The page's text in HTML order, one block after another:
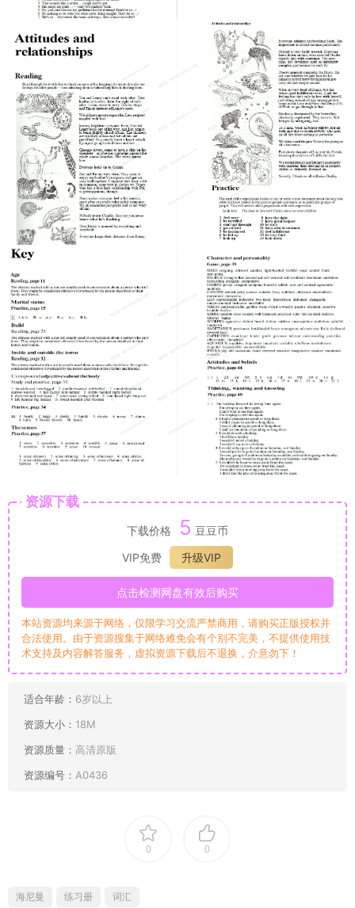
资源下载
下载价格 5 豆豆币
VIP免费
升级VIP
点击检测网盘有效后购买
本站资源均来源于网络，仅限学习交流严禁商用，请购买正版授权并
合法使用。由于资源搜集于网络难免会有个别不完美，不提供使用技
术支持及内容解答服务，虚拟资源下载后不退换，介意勿下！
适合年龄： 6岁以上
资源大小： 18M
资源质量： 高清原版
资源编号： A0436
0 0
海尼曼 练习册 词汇